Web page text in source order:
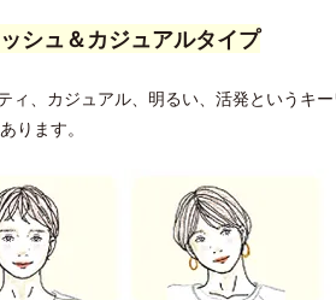
シュ＆カジュアルタイプ
、カジュアル、明るい、活発というキー
ります。